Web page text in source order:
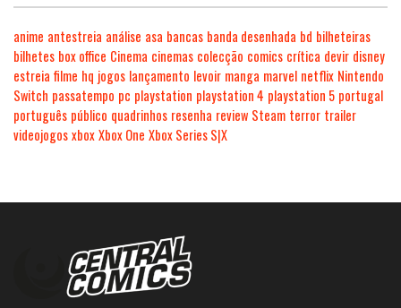
anime antestreia análise asa bancas banda desenhada bd bilheteiras
bilhetes box office Cinema cinemas colecção comics crítica devir disney
estreia filme hq jogos lançamento levoir manga marvel netflix Nintendo
Switch passatempo pc playstation playstation 4 playstation 5 portugal
português público quadrinhos resenha review Steam terror trailer
videojogosxboxXbox One Xbox Series S|X